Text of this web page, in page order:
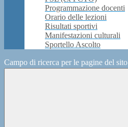
Programmazione docenti
Orario delle lezioni
Risultati sportivi
Manifestazioni culturali
Sportello Ascolto
Campo di ricerca per le pagine del sito